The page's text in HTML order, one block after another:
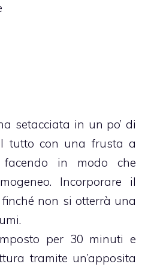
setacciata in un po’ di
tutto con una frusta a
in modo che
Incorporare il
non si otterrà una
per 30 minuti e
tramite un’apposita